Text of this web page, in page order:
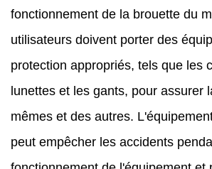
fonctionnement de la brouette du
utilisateurs doivent porter des
protection appropriés, tels que les
lunettes et les gants, pour assurer
mêmes et des autres.
peut empêcher les accidents